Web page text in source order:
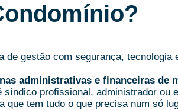
de gestão com segurança, tecnologia
administrativas e financeiras de
síndico profissional, administrador ou
que tem tudo o que precisa num só